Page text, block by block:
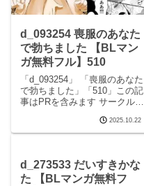
d_093254 喪服のあなた
で勃ちました 【BLマン
ガ無料フル】510
「d_093254」 「喪服のあなた
で勃ちました」「510」この記
事はPRを含みます サークル
を読むd_093254 喪服のあなた
で勃ちましたの見どころシー
画像1喪服のあなたで勃ちま
2025.10.22
d_273533 だいすきかな
た 【BLマンガ無料フ